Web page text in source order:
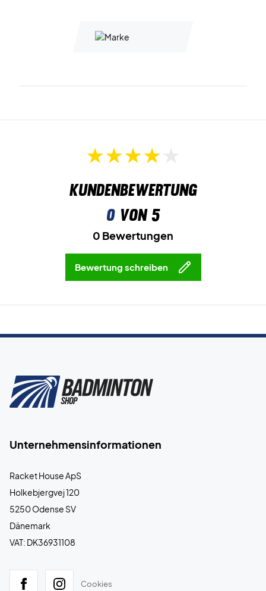
Kundenbewertung
0von 5
0 Bewertungen
Bewertung schreiben
Unternehmensinformationen
Racket House ApS
Holkebjergvej 120
5250 Odense SV
Dänemark
VAT: DK36931108
Cookies